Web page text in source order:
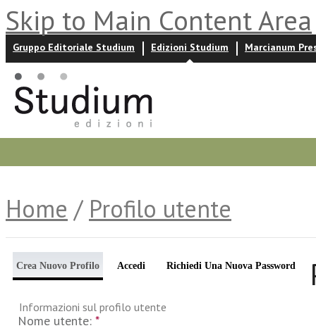
Skip to Main Content Area
Gruppo Editoriale Studium Edizioni Studium Marcianum
Home / Profilo utente
Crea Nuovo Profilo Accedi Richiedi Una Nuova Password
Informazioni sul profilo utente
Nome utente: *